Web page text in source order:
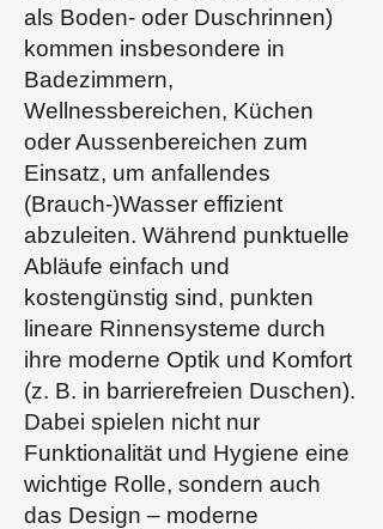
als Boden- oder Duschrinnen)
kommen insbesondere in
Badezimmern,
Wellnessbereichen, Küchen
oder Aussenbereichen zum
Einsatz, um anfallendes
(Brauch-)Wasser effizient
abzuleiten. Während punktuelle
Abläufe einfach und
kostengünstig sind, punkten
lineare Rinnensysteme durch
ihre moderne Optik und Komfort
(z. B. in barrierefreien Duschen).
Dabei spielen nicht nur
Funktionalität und Hygiene eine
wichtige Rolle, sondern auch
das Design – moderne